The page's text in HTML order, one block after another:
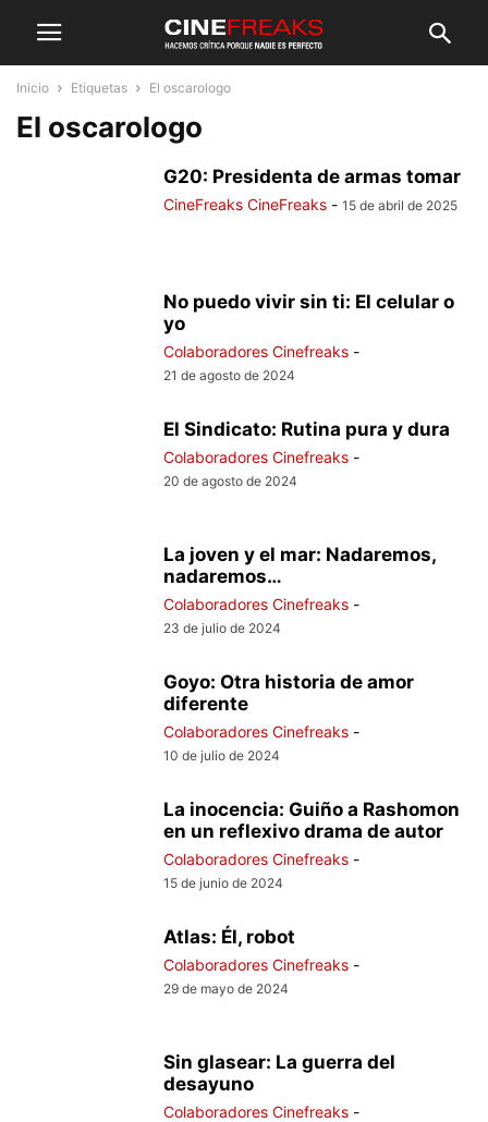
Inicio Etiquetas El oscarologo
El oscarologo
G20: Presidenta de armas tomar
CineFreaks CineFreaks - 15 de abril de 2025
No puedo vivir sin ti: El celular o
yo
Colaboradores Cinefreaks -
21 de agosto de 2024
El Sindicato: Rutina pura y dura
Colaboradores Cinefreaks -
20 de agosto de 2024
La joven y el mar: Nadaremos,
nadaremos…
Colaboradores Cinefreaks -
23 de julio de 2024
Goyo: Otra historia de amor
diferente
Colaboradores Cinefreaks -
10 de julio de 2024
La inocencia: Guiño a Rashomon
en un reflexivo drama de autor
Colaboradores Cinefreaks -
15 de junio de 2024
Atlas: Él, robot
Colaboradores Cinefreaks -
29 de mayo de 2024
Sin glasear: La guerra del
desayuno
Colaboradores Cinefreaks -